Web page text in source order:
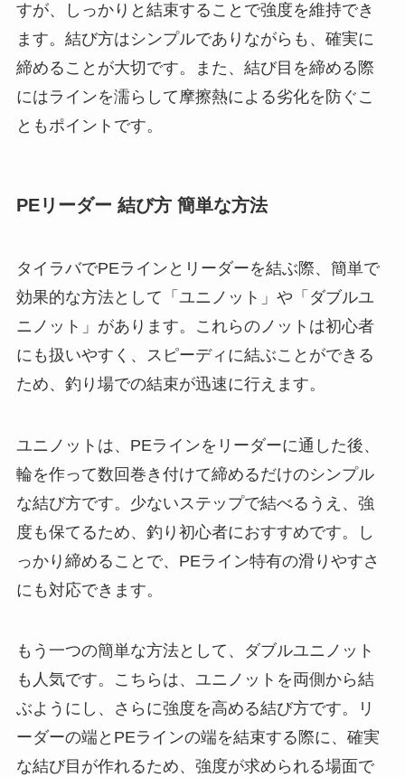
すが、しっかりと結束することで強度を維持でき
ます。結び方はシンプルでありながらも、確実に
締めることが大切です。また、結び目を締める際
にはラインを濡らして摩擦熱による劣化を防ぐこ
ともポイントです。
PEリーダー 結び方 簡単な方法
タイラバでPEラインとリーダーを結ぶ際、簡単で
効果的な方法として「ユニノット」や「ダブルユ
ニノット」があります。これらのノットは初心者
にも扱いやすく、スピーディに結ぶことができる
ため、釣り場での結束が迅速に行えます。
ユニノットは、PEラインをリーダーに通した後、
輪を作って数回巻き付けて締めるだけのシンプル
な結び方です。少ないステップで結べるうえ、強
度も保てるため、釣り初心者におすすめです。し
っかり締めることで、PEライン特有の滑りやすさ
にも対応できます。
もう一つの簡単な方法として、ダブルユニノット
も人気です。こちらは、ユニノットを両側から結
ぶようにし、さらに強度を高める結び方です。リ
ーダーの端とPEラインの端を結束する際に、確実
な結び目が作れるため、強度が求められる場面で